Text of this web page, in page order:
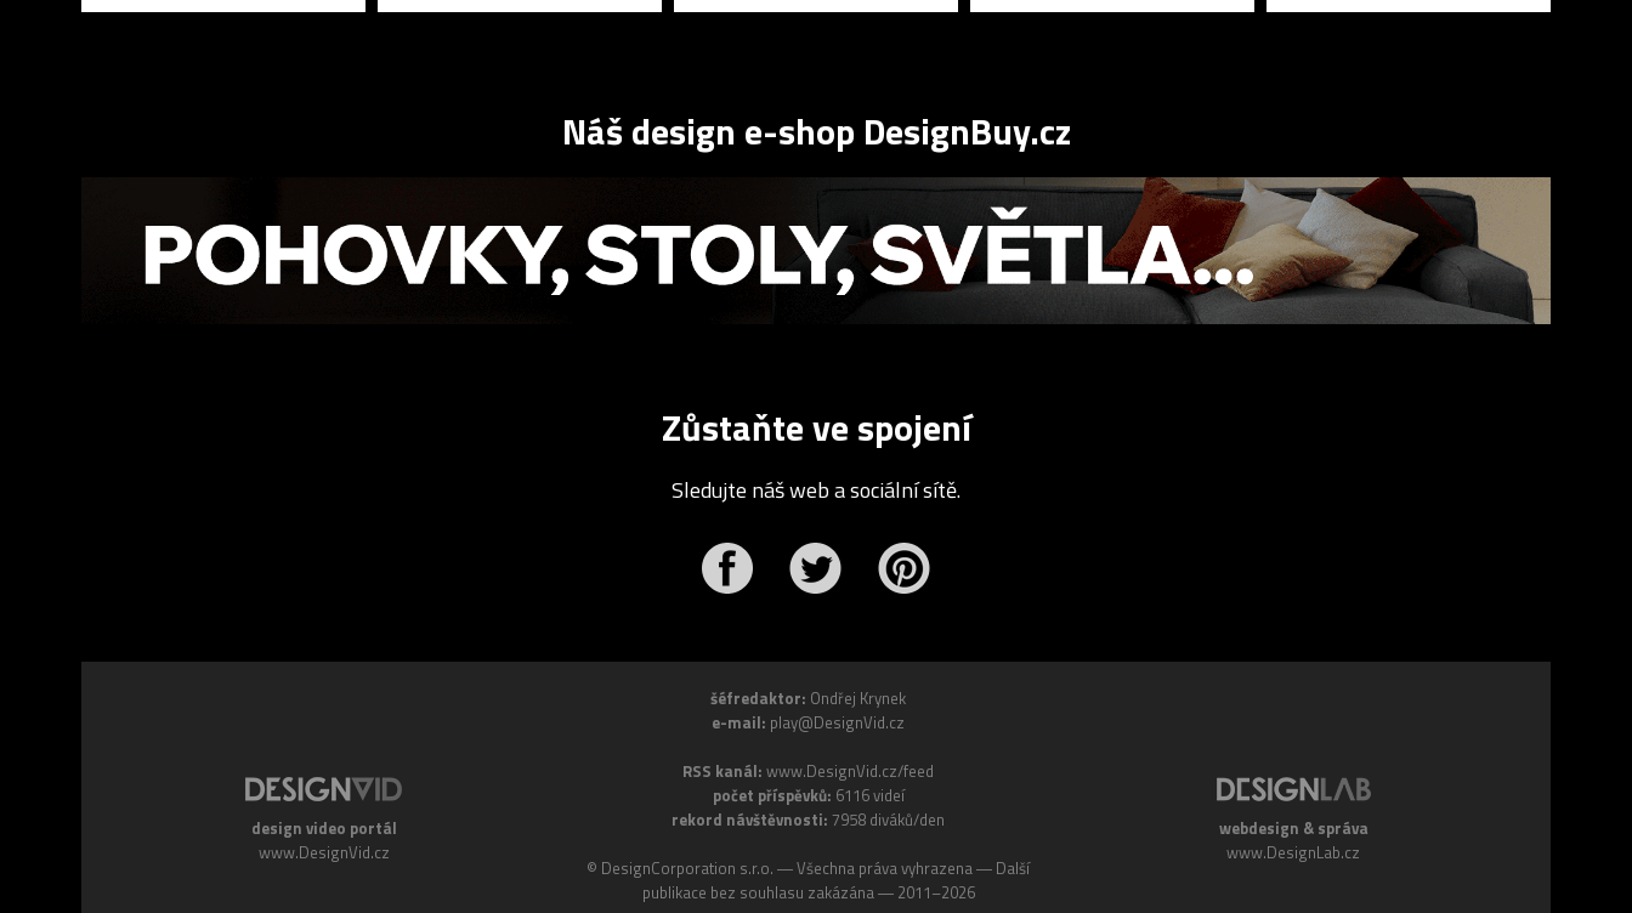
Náš design e-shop DesignBuy.cz
Zůstaňte ve spojení
Sledujte náš web a sociální sítě.
design video portál
www.DesignVid.cz
šéfredaktor: Ondřej Krynek
e-mail: play@DesignVid.cz
RSS kanál: www.DesignVid.cz/feed
počet příspěvků: 6116 videí
rekord návštěvnosti: 7958 diváků/den
© DesignCorporation s.r.o. ― Všechna práva vyhrazena ― Další
publikace bez souhlasu zakázána ― 2011–2026
webdesign & správa
www.DesignLab.cz